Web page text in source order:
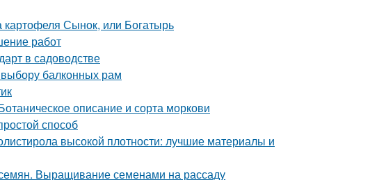
Сынок, или Богатырь
работ
в садоводстве
балконных рам
описание и сорта моркови
способ
высокой плотности: лучшие материалы и
Выращивание семенами на рассаду